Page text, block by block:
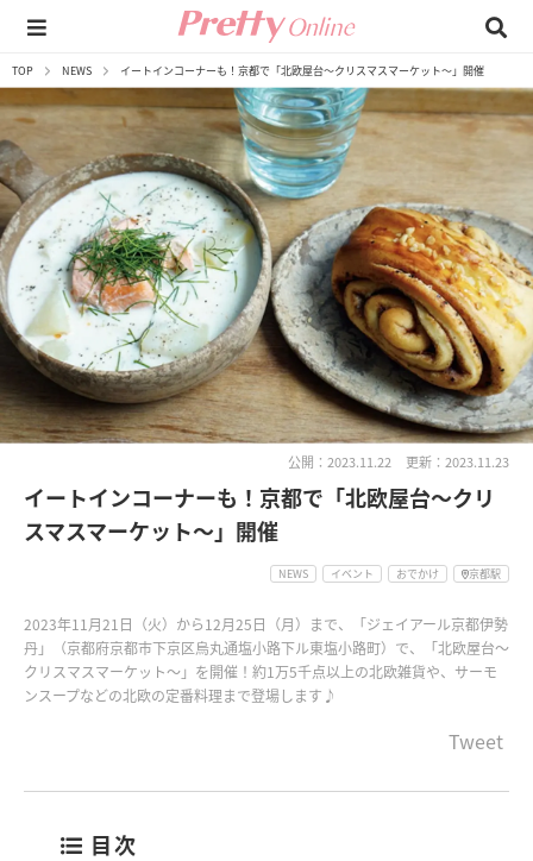
TOP NEWS イートインコーナーも！京都で「北欧屋台～クリスマスマーケット～」開催
公開：2023.11.22 更新：2023.11.23
イートインコーナーも！京都で「北欧屋台～クリ
スマスマーケット～」開催
NEWS イベント おでかけ 京都駅
2023年11月21日（火）から12月25日（月）まで、「ジェイアール京都伊勢
丹」（京都府京都市下京区烏丸通塩小路下ル東塩小路町）で、「北欧屋台～
クリスマスマーケット～」を開催！約1万5千点以上の北欧雑貨や、サーモ
ンスープなどの北欧の定番料理まで登場します♪
Tweet
目次